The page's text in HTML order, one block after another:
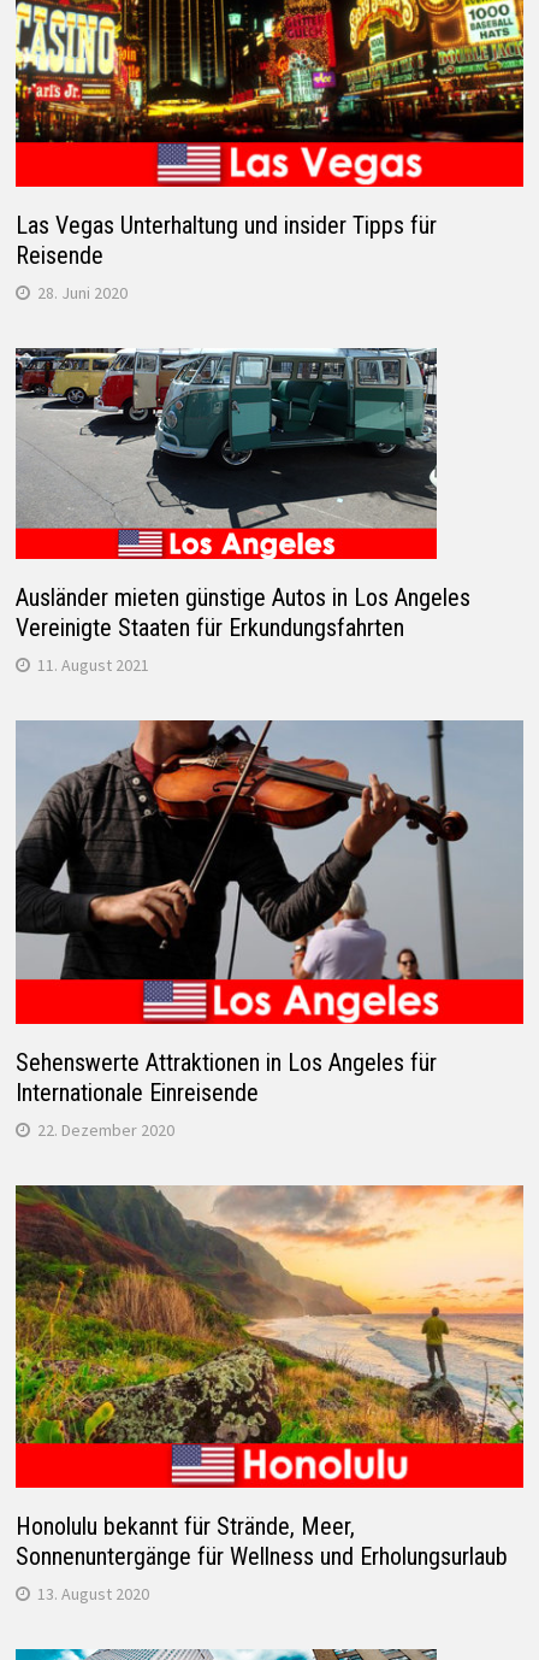
Las Vegas Unterhaltung und insider Tipps für
Reisende
28. Juni 2020
Ausländer mieten günstige Autos in Los Angeles
Vereinigte Staaten für Erkundungsfahrten
11. August 2021
Sehenswerte Attraktionen in Los Angeles für
Internationale Einreisende
22. Dezember 2020
Honolulu bekannt für Strände, Meer,
Sonnenuntergänge für Wellness und Erholungsurlaub
13. August 2020